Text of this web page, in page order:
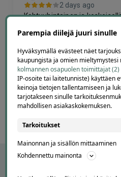
2 days ago
Kohtuuhintainen ja
Lisätty
Page
Parempia diilejä juuri sinulle
Hyväksymällä evästeet näet
kaupungista ja omien
kolmannen osapuolen toimittajat (2)
IP-osoite tai laitetunniste) käyttäen
keinoja tietojen tallentamiseen ja
tarjotakseen sinulle
mahdollisen asiakaskokemuksen.
Tarkoitukset
Mainonnan ja sisällön mittaaminen
Kohdennettu mainonta